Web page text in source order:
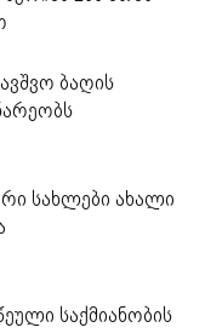
ბაღის
სახლები ახალი
საქმიანობის